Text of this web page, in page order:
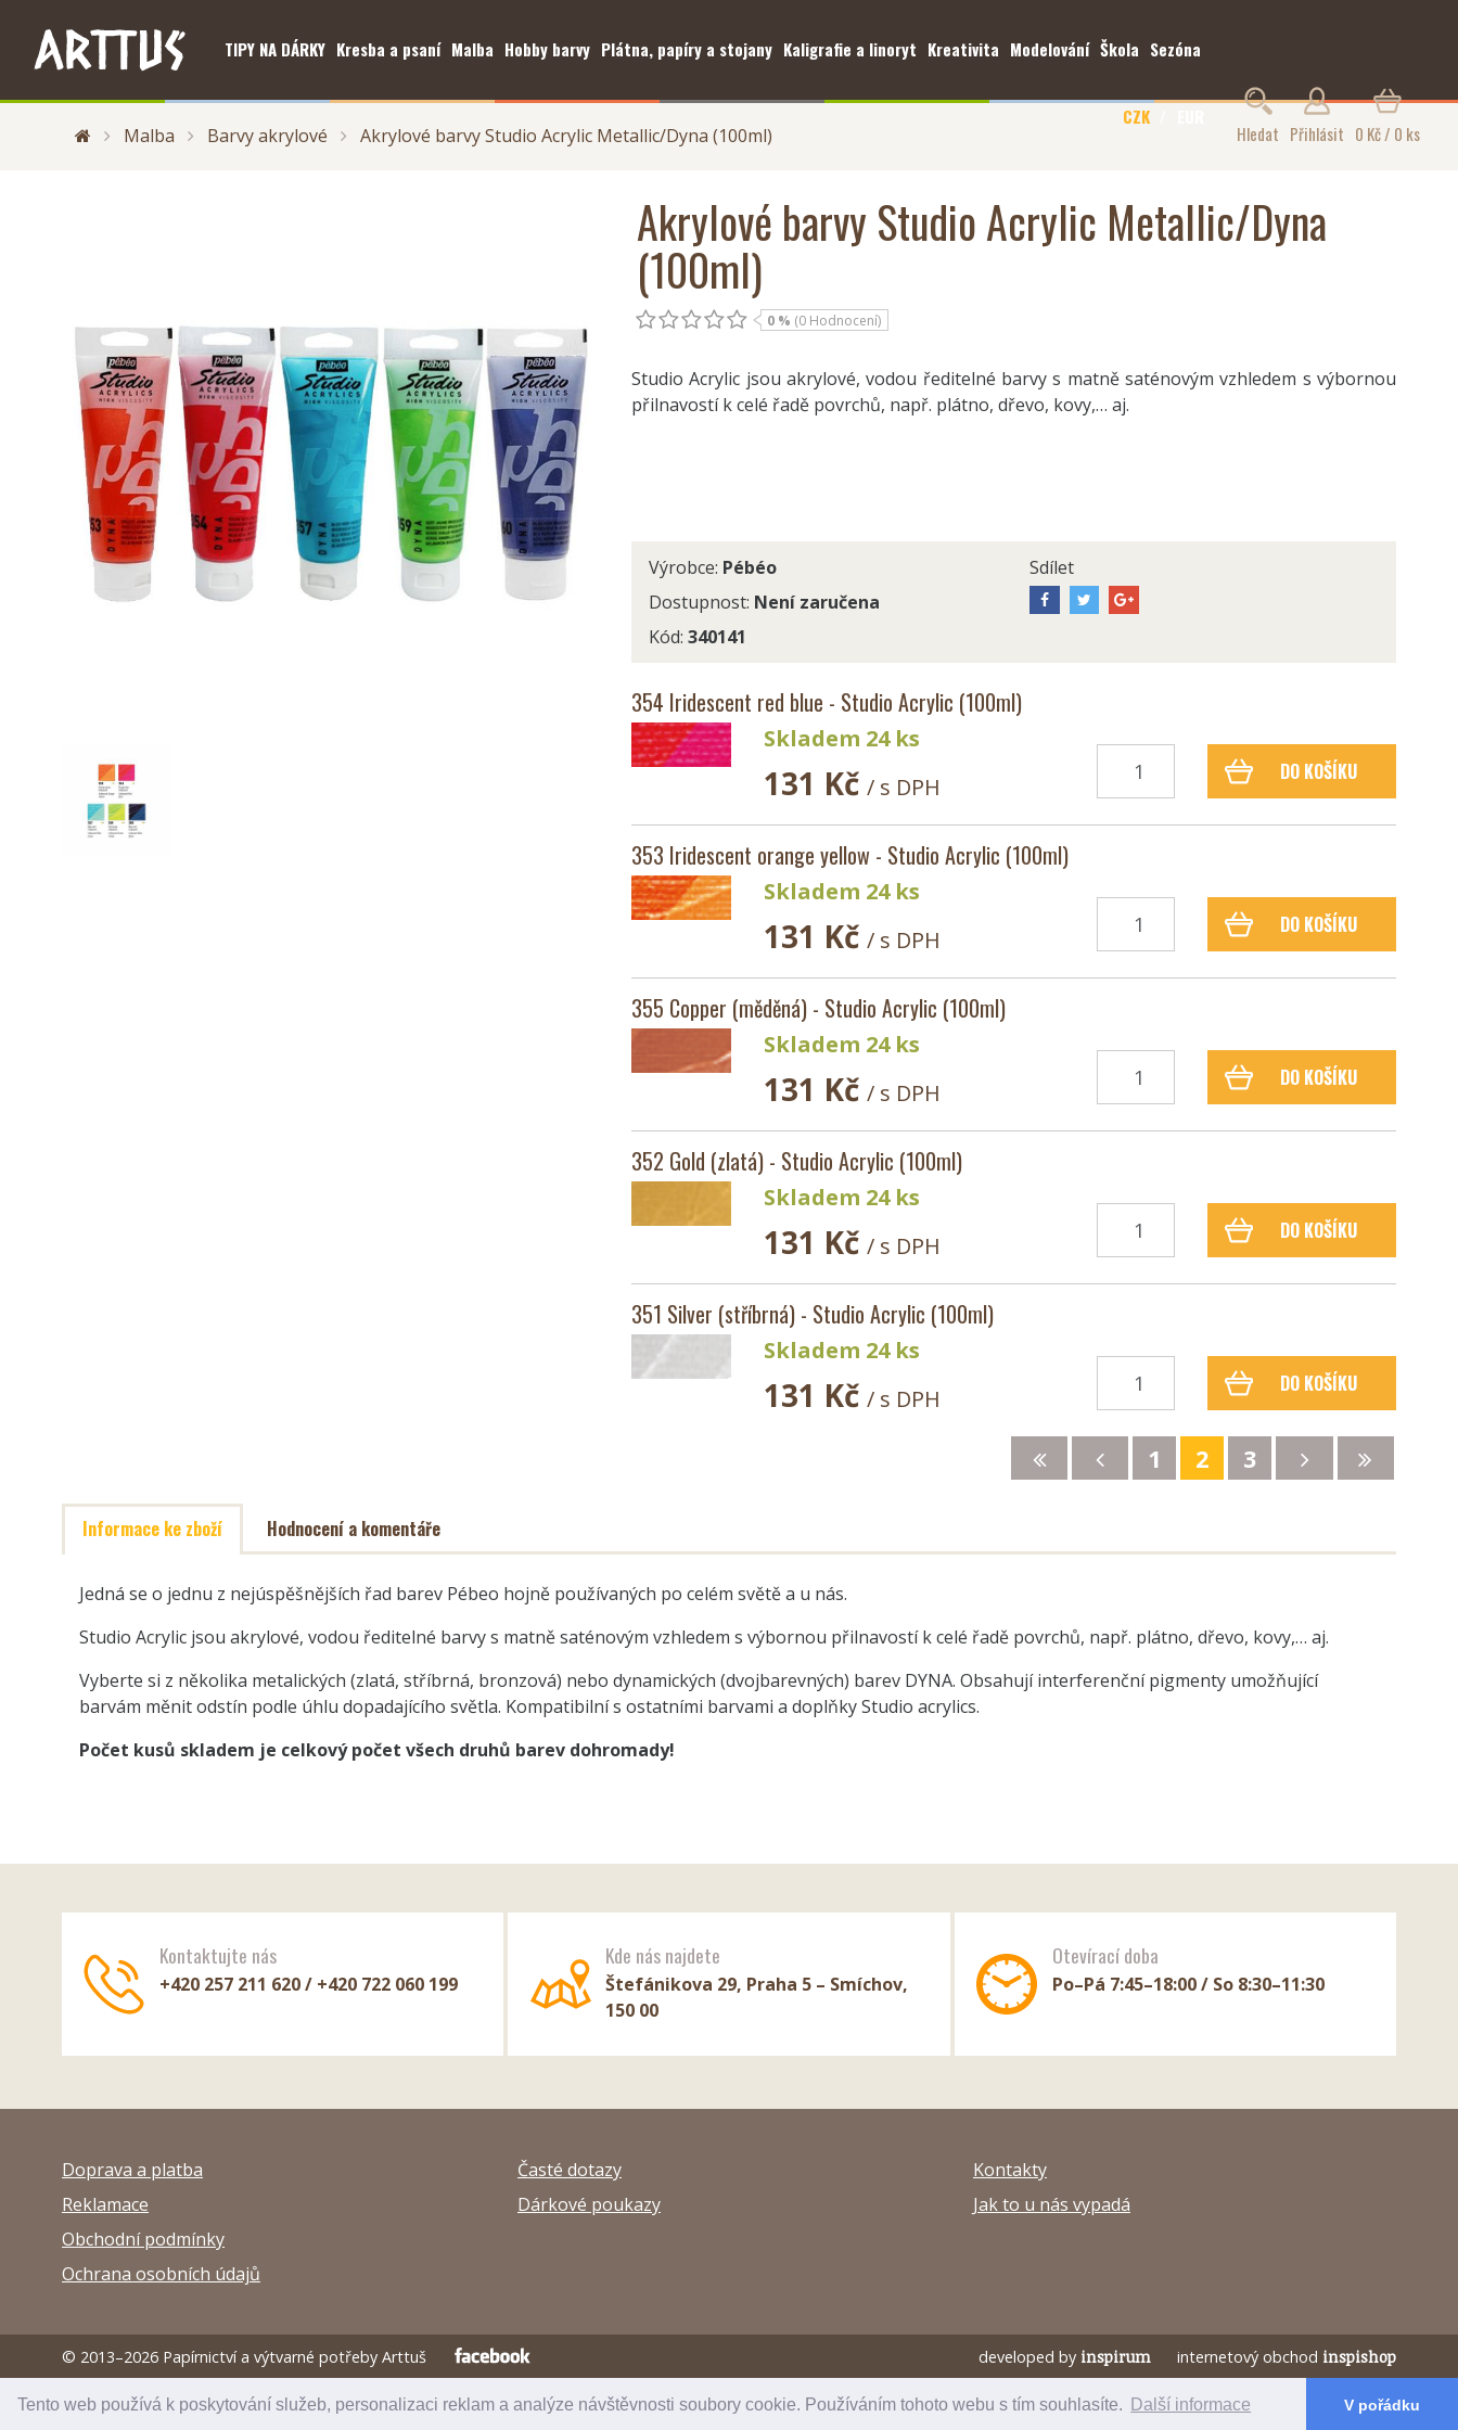
Tento web používá k poskytování služeb, personalizaci reklam a analýze návštěvnosti soubory cookie. Používáním tohoto webu s tím souhlasíte. Další informace V pořádku
TIPY NA DÁRKY Kresba a psaní Malba Hobby barvy Plátna, papíry a stojany Kaligrafie a linoryt Kreativita Modelování Škola Sezóna
CZK
Hledat Přihlásit 0 Kč / 0 ks
Malba Barvy akrylové Akrylové barvy Studio Acrylic Metallic/Dyna (100ml)
Akrylové barvy Studio Acrylic Metallic/Dyna
(100ml)
0 % (0 Hodnocení)
Studio Acrylic jsou akrylové, vodou ředitelné barvy s matně saténovým vzhledem s výbornou
přilnavostí k celé řadě povrchů, např. plátno, dřevo, kovy,… aj.
Výrobce: Pébéo
Dostupnost: Není zaručena
Kód: 340141
Sdílet
354 Iridescent red blue - Studio Acrylic (100ml)
Skladem 24 ks
131 Kč/ s DPH
DO KOŠÍKU
353 Iridescent orange yellow - Studio Acrylic (100ml)
Skladem 24 ks
131 Kč/ s DPH
DO KOŠÍKU
355 Copper (měděná) - Studio Acrylic (100ml)
Skladem 24 ks
131 Kč/ s DPH
DO KOŠÍKU
352 Gold (zlatá) - Studio Acrylic (100ml)
Skladem 24 ks
131 Kč/ s DPH
DO KOŠÍKU
351 Silver (stříbrná) - Studio Acrylic (100ml)
Skladem 24 ks
131 Kč/ s DPH
DO KOŠÍKU
1 2 3
Informace ke zboží Hodnocení a komentáře
Jedná se o jednu z nejúspěšnějších řad barev Pébeo hojně používaných po celém světě a u nás.
Studio Acrylic jsou akrylové, vodou ředitelné barvy s matně saténovým vzhledem s výbornou přilnavostí k celé řadě povrchů, např. plátno, dřevo, kovy,… aj.
Vyberte si z několika metalických (zlatá, stříbrná, bronzová) nebo dynamických (dvojbarevných) barev DYNA. Obsahují interferenční pigmenty umožňující
barvám měnit odstín podle úhlu dopadajícího světla. Kompatibilní s ostatními barvami a doplňky Studio acrylics.
Počet kusů skladem je celkový počet všech druhů barev dohromady!
Kontaktujte nás
+420 257 211 620 / +420 722 060 199
Kde nás najdete
Štefánikova 29, Praha 5 – Smíchov,
150 00
Otevírací doba
Po–Pá 7:45–18:00 / So 8:30–11:30
Doprava a platba
Reklamace
Obchodní podmínky
Ochrana osobních údajů
Časté dotazy
Dárkové poukazy
Kontakty
Jak to u nás vypadá
© 2013–2026 Papírnictví a výtvarné potřeby Arttuš developed by inspirum internetový obchod inspishop